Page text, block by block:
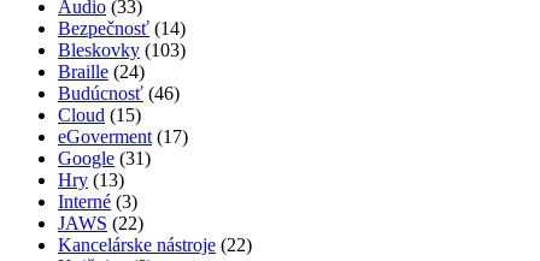
Audio (33)
Bezpečnosť (14)
Bleskovky (103)
Braille (24)
Budúcnosť (46)
Cloud (15)
eGoverment (17)
Google (31)
Hry (13)
Interné (3)
JAWS (22)
Kancelárske nástroje (22)